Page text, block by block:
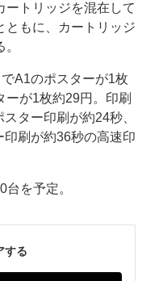
イトポリシー
ートリッジを混在して
ともに、カートリッジ
A1のポスターが1枚
が1枚約29円。印刷
ター印刷が約24秒、
印刷が約36秒の高速印
を予定。
する